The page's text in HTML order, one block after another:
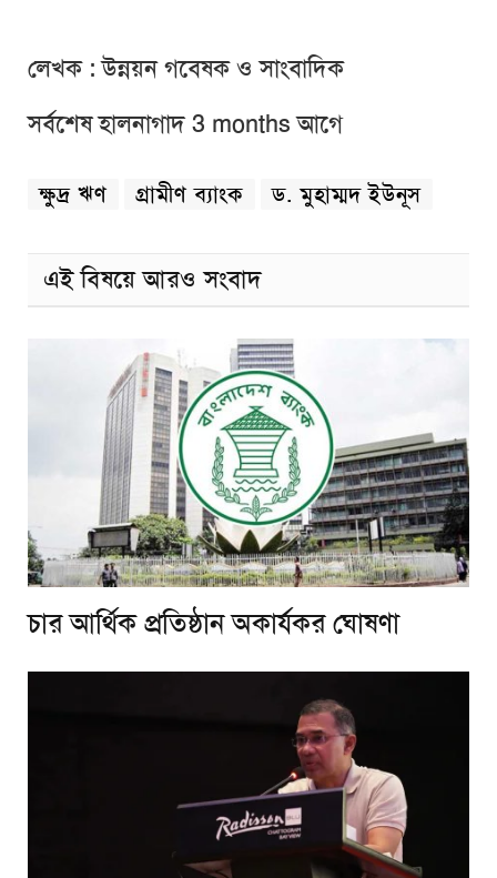
লেখক:উন্নয়ন গবেষক ও সাংবাদিক
সর্বশেষ হালনাগাদ 3 months আগে
ক্ষুদ্র ঋণ গ্রামীণ ব্যাংক ড. মুহাম্মদ ইউনূস
এই বিষয়ে আরও সংবাদ
চার আর্থিক প্রতিষ্ঠান অকার্যকর ঘোষণা